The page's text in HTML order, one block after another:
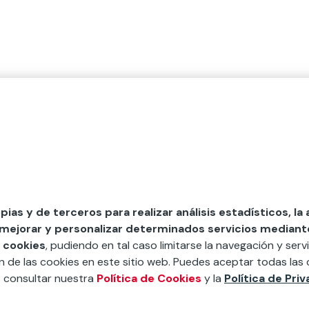
y de terceros para realizar análisis estadísticos, la
y personalizar determinados servicios
, pudiendo en tal caso limitarse la navegación y
las cookies en este sitio web. Puedes aceptar todas
consultar nuestra Política de Cookies y la Política de